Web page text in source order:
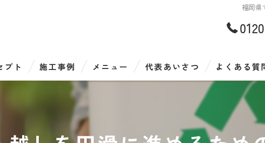
福岡県
プト 施工事例 メニュー 代表あいさつ よくある質